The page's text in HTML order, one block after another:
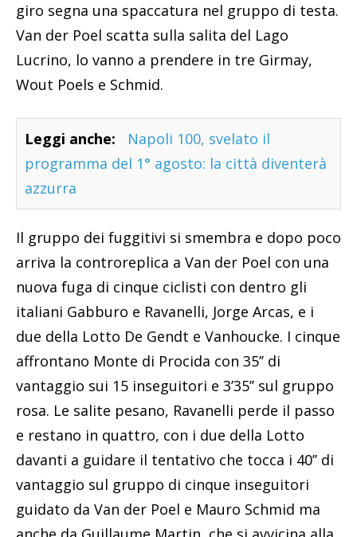
giro segna una spaccatura nel gruppo di testa.
Van der Poel scatta sulla salita del Lago
Lucrino, lo vanno a prendere in tre Girmay,
Wout Poels e Schmid.
Leggi anche:
Napoli 100, svelato il
programma del 1° agosto: la città diventerà
azzurra
Il gruppo dei fuggitivi si smembra e dopo poco
arriva la controreplica a Van der Poel con una
nuova fuga di cinque ciclisti con dentro gli
italiani Gabburo e Ravanelli, Jorge Arcas, e i
due della Lotto De Gendt e Vanhoucke. I cinque
affrontano Monte di Procida con 35’’ di
vantaggio sui 15 inseguitori e 3’35’’ sul gruppo
rosa. Le salite pesano, Ravanelli perde il passo
e restano in quattro, con i due della Lotto
davanti a guidare il tentativo che tocca i 40’’ di
vantaggio sul gruppo di cinque inseguitori
guidato da Van der Poel e Mauro Schmid ma